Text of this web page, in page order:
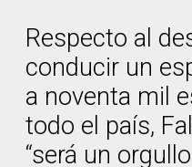
Respecto al
conducir un
a noventa mil
todo el país,
“será un